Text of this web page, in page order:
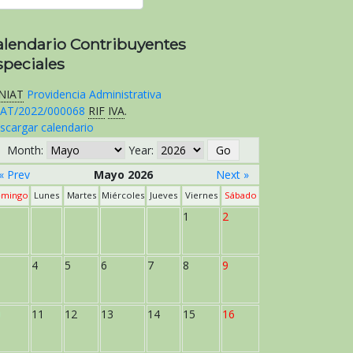
Contribuyentes
Providencia Administrativa
2022/000068 RIF IVA.
calendario
Month:
Year:
« Prev
Mayo 2026 Next »
Lunes Martes Miércoles Jueves Viernes Sábado
1 2
4 5 6 7 8 9
11 12 13 14 15 16